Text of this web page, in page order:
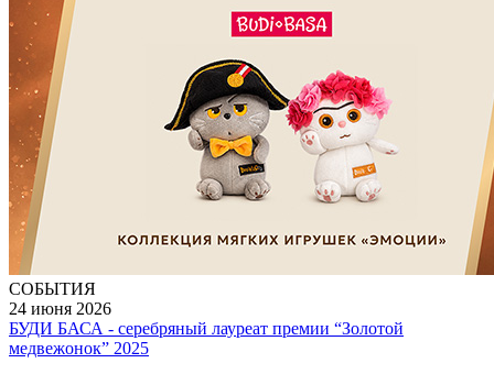
СОБЫТИЯ
24 июня 2026
БУДИ БАСА - серебряный лауреат премии “Золотой
медвежонок” 2025